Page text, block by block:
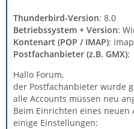
Thunderbird-Version: 8.0
Betriebssystem + Version:
Kontenart (POP / IMAP): Imap
Postfachanbieter (z.B. GMX):
Hallo Forum,
der Postfachanbieter wurde
alle Accounts müssen neu
Beim Einrichten eines
einige Einstellungen: